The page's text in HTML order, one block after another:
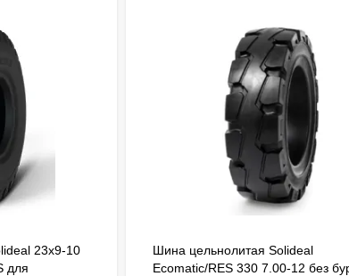
23x9-10
для
Шина цельнолитая Solideal
Ecomatic/RES 330 7.00-12 без